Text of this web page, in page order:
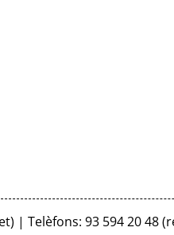
| Telèfons: 93 594 20 48